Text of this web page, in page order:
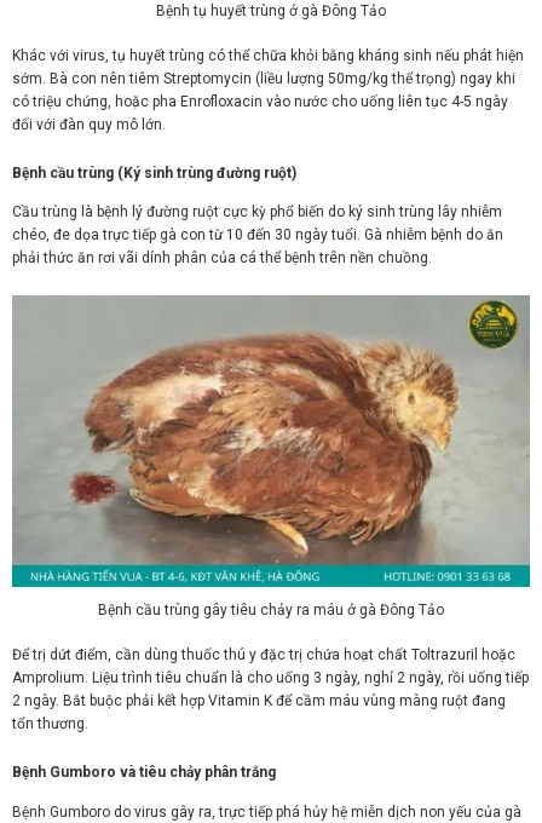
Bệnh tụ huyết trùng ở gà Đông Tảo
Khác với virus, tụ huyết trùng có thể chữa khỏi bằng kháng sinh nếu phát hiện
sớm. Bà con nên tiêm Streptomycin (liều lượng 50mg/kg thể trọng) ngay khi
có triệu chứng, hoặc pha Enrofloxacin vào nước cho uống liên tục 4-5 ngày
đối với đàn quy mô lớn.
Bệnh cầu trùng (Ký sinh trùng đường ruột)
Cầu trùng là bệnh lý đường ruột cực kỳ phổ biến do ký sinh trùng lây nhiễm
chéo, đe dọa trực tiếp gà con từ 10 đến 30 ngày tuổi. Gà nhiễm bệnh do ăn
phải thức ăn rơi vãi dính phân của cá thể bệnh trên nền chuồng.
Bệnh cầu trùng gây tiêu chảy ra máu ở gà Đông Tảo
Để trị dứt điểm, cần dùng thuốc thú y đặc trị chứa hoạt chất Toltrazuril hoặc
Amprolium. Liệu trình tiêu chuẩn là cho uống 3 ngày, nghỉ 2 ngày, rồi uống tiếp
2 ngày. Bắt buộc phải kết hợp Vitamin K để cầm máu vùng màng ruột đang
tổn thương.
Bệnh Gumboro và tiêu chảy phân trắng
Bệnh Gumboro do virus gây ra, trực tiếp phá hủy hệ miễn dịch non yếu của gà